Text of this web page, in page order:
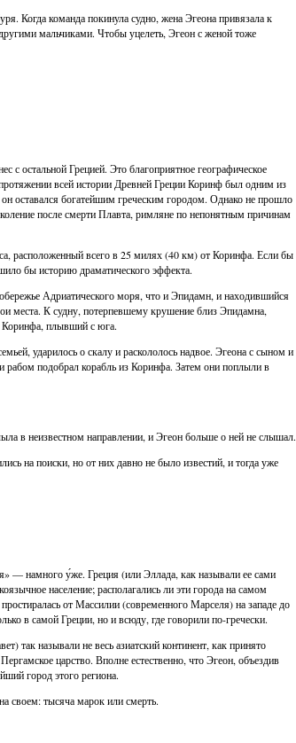
Когда команда покинула судно, жена Эгеона привязала к
мальчиками. Чтобы уцелеть, Эгеон с женой тоже
остальной Грецией. Это благоприятное географическое
всей истории Древней Греции Коринф был одним из
оставался богатейшим греческим городом. Однако не прошло
после смерти Плавта, римляне по непонятным причинам
расположенный всего в 25 милях (40 км) от Коринфа. Если бы
бы историю драматического эффекта.
Адриатического моря, что и Эпидамн, и находившийся
места. К судну, потерпевшему крушение близ Эпидамна,
Коринфа, плывший с юга.
ударилось о скалу и раскололось надвое. Эгеона с сыном и
подобрал корабль из Коринфа. Затем они поплыли в
в неизвестном направлении, и Эгеон больше о ней не слышал.
на поиски, но от них давно не было известий, и тогда уже
— намного у́же. Греция (или Эллада, как называли ее сами
население; располагались ли эти города на самом
от Массилии (современного Марселя) на западе до
в самой Греции, но и всюду, где говорили по-гречески.
так называли не весь азиатский континент, как принято
царство. Вполне естественно, что Эгеон, объездив
город этого региона.
своем: тысяча марок или смерть.